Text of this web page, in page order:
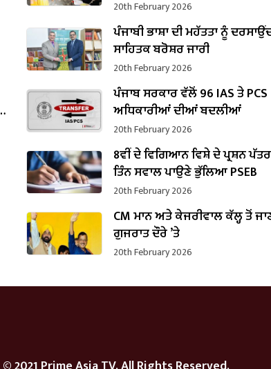
ਬਣੇ ਹਰਜੋਤ ਸਿੰਘ ਬੈਂਸ
20th February 2026
ਪੰਜਾਬੀ ਭਾਸ਼ਾ ਦੀ ਮਹੱਤਤਾ ਨੂੰ
ਸਾਹਿਤਕ ਬਰੋਸ਼ਰ ਜਾਰੀ
20th February 2026
ਪੰਜਾਬ ਸਰਕਾਰ ਵੱਲੋਂ 96 IAS ਤੇ PCS
ਅਧਿਕਾਰੀਆਂ ਦੀਆਂ ਬਦਲੀਆਂ
20th February 2026
8ਵੀਂ ਦੇ ਵਿਗਿਆਨ ਵਿਸ਼ੇ ਦੇ ਪ੍ਰਸ਼ਨ
ਤਿੰਨ ਸਵਾਲ ਪਾਉਣੇ ਭੁੱਲਿਆ PSEB
20th February 2026
CM ਮਾਨ ਅਤੇ ਕੇਜਰੀਵਾਲ ਕੱਲ੍ਹ ਤੋਂ
ਗੁਜਰਾਤ ਦੌਰੇ ’ਤੇ
20th February 2026